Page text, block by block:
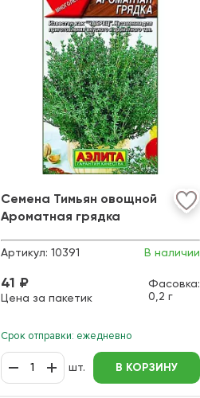
Семена Тимьян овощной
Ароматная грядка
Артикул: 10391 В наличии
41 ₽
Цена за пакетик
Фасовка:
0,2 г
Срок отправки: ежедневно
шт. В КОРЗИНУ